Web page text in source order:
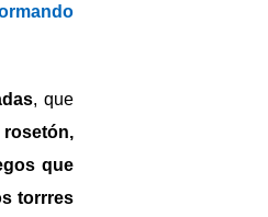
, que
rosetón,
que
torrres